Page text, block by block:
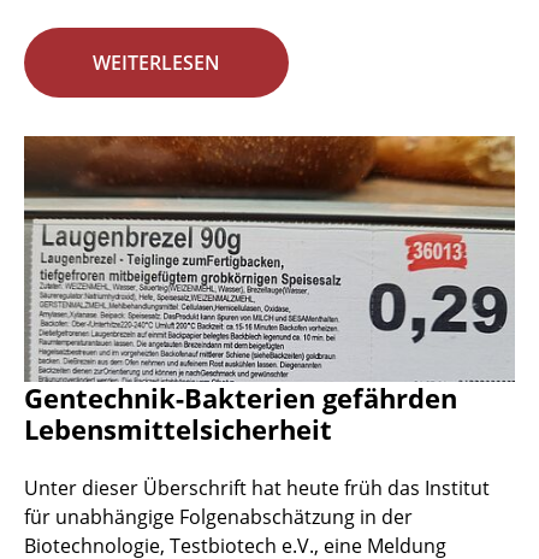
WEITERLESEN
Gentechnik-Bakterien gefährden
Lebensmittelsicherheit
Unter dieser Überschrift hat heute früh das Institut
für unabhängige Folgenabschätzung in der
Biotechnologie, Testbiotech e.V., eine Meldung